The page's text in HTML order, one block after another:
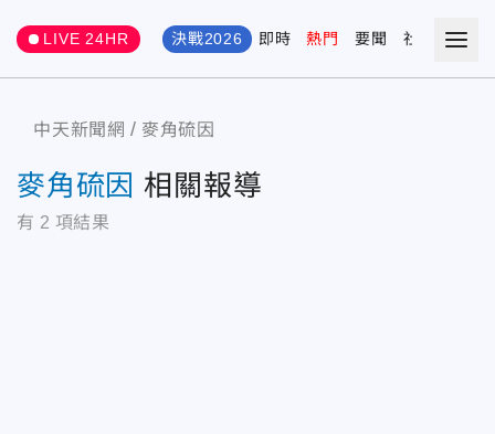
LIVE 24HR 決戰2026 即時 熱門 要聞 社會 娛樂
中天新聞網 麥角硫因
麥角硫因 相關報導
有 2 項結果